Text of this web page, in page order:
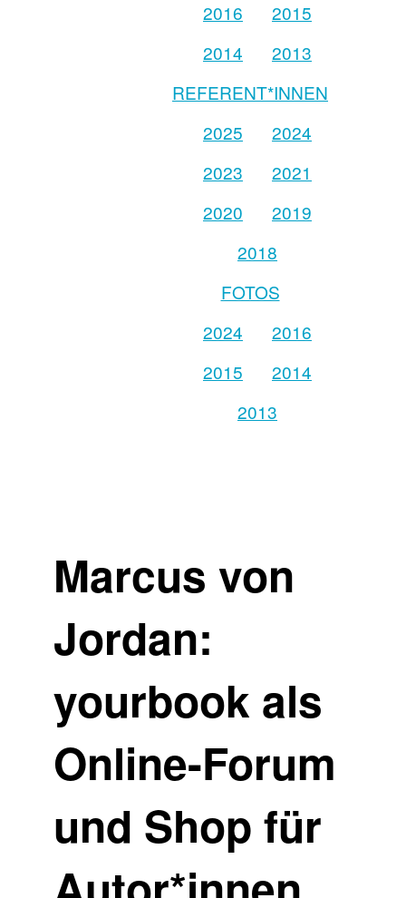
2016
2015
2014
2013
REFERENT*INNEN
2025
2024
2023
2021
2020
2019
2018
FOTOS
2024
2016
2015
2014
2013
Marcus von
Jordan:
yourbook als
Online-Forum
und Shop für